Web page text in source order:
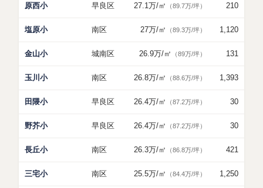
原西小 早良区 27.1万/㎡ （89.7万/坪） 210
塩原小 南区 27万/㎡ （89.3万/坪） 1,120
金山小 城南区 26.9万/㎡ （89万/坪） 131
玉川小 南区 26.8万/㎡ （88.6万/坪） 1,393
田隈小 早良区 26.4万/㎡ （87.2万/坪） 30
野芥小 早良区 26.4万/㎡ （87.2万/坪） 30
長丘小 南区 26.3万/㎡ （86.8万/坪） 421
三宅小 南区 25.5万/㎡ （84.4万/坪） 1,250